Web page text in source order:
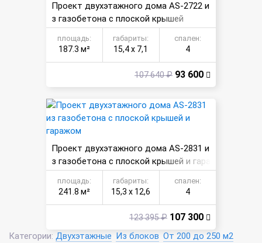
Проект двухэтажного дома AS-2722 и
з газобетона с плоской крышей
площадь:
187.3 м²
габариты:
15,4 х 7,1
спален:
4
107 640 ₽ 93 600
Проект двухэтажного дома AS-2831 и
з газобетона с плоской крышей и гара
площадь:
241.8 м²
габариты:
15,3 х 12,6
спален:
4
123 395 ₽ 107 300
Категории: Двухэтажные Из блоков От 200 до 250 м2